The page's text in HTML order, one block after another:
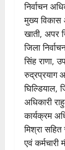
निर्वाचन
मुख्य विकास
खाती, अपर
जिला
सिंह राणा,
रुद्रप्रयाग
घिल्डियाल,
अधिकारी
कार्यक्रम
मिश्रा
एवं कर्मचारी